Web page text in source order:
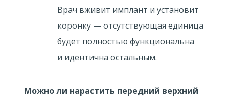
Врач вживит имплант и установит
коронку — отсутствующая единица
будет полностью функциональна
и идентична остальным.
Можно ли нарастить передний верхний